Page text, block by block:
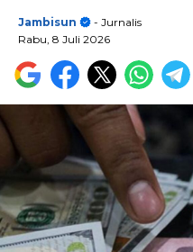
Jambisun
- Jurnalis
Rabu, 8 Juli 2026